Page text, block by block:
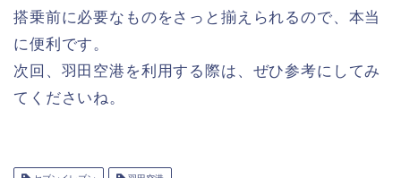
搭乗前に必要なものをさっと揃えられるので、本当
に便利です。
次回、羽田空港を利用する際は、ぜひ参考にしてみ
てくださいね。